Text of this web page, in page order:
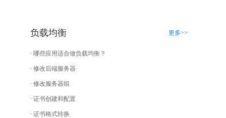
负载均衡 更多>>
哪些应用适合做负载均衡？
修改后端服务器
修改服务器组
证书创建和配置
证书格式转换